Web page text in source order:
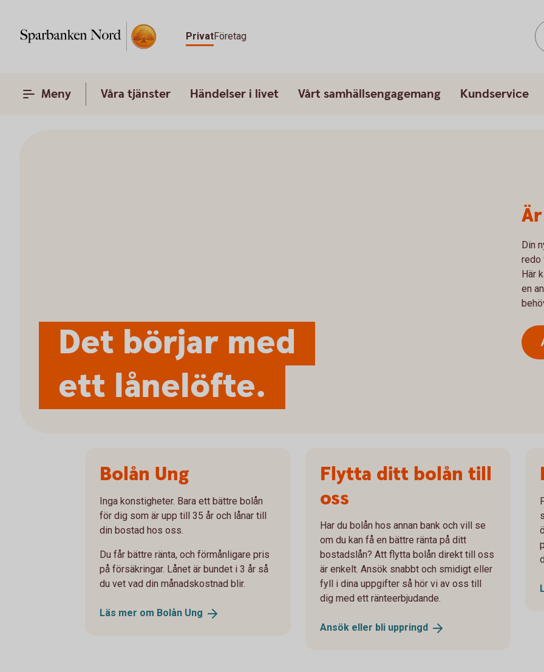
PrivatFöretag
Meny Våra tjänster Händelser i livet Vårt samhällsengagemang Kundservice
Det börjar med
ett lånelöfte.
Din
redo
Här
en
Bolån Ung
Inga konstigheter. Bara ett bättre bolån
för dig som är upp till 35 år och lånar till
din bostad hos oss.
Du får bättre ränta, och förmånligare pris
på försäkringar. Lånet är bundet i 3 år så
du vet vad din månadskostnad blir.
Läs mer om Bolån Ung
Flytta ditt bolån till
oss
Har du bolån hos annan bank och vill se
om du kan få en bättre ränta på ditt
bostadslån? Att flytta bolån direkt till oss
är enkelt. Ansök snabbt och smidigt eller
fyll i dina uppgifter så hör vi av oss till
dig med ett ränteerbjudande.
Ansök eller bli uppringd